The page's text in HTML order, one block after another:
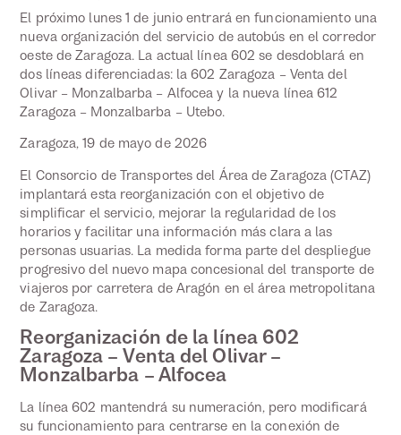
El próximo lunes 1 de junio entrará en funcionamiento una
nueva organización del servicio de autobús en el corredor
oeste de Zaragoza. La actual línea 602 se desdoblará en
dos líneas diferenciadas: la 602 Zaragoza – Venta del
Olivar – Monzalbarba – Alfocea y la nueva línea 612
Zaragoza – Monzalbarba – Utebo.
Zaragoza, 19 de mayo de 2026
El Consorcio de Transportes del Área de Zaragoza (CTAZ)
implantará esta reorganización con el objetivo de
simplificar el servicio, mejorar la regularidad de los
horarios y facilitar una información más clara a las
personas usuarias. La medida forma parte del despliegue
progresivo del nuevo mapa concesional del transporte de
viajeros por carretera de Aragón en el área metropolitana
de Zaragoza.
Reorganización de la línea 602
Zaragoza – Venta del Olivar –
Monzalbarba – Alfocea
La línea 602 mantendrá su numeración, pero modificará
su funcionamiento para centrarse en la conexión de